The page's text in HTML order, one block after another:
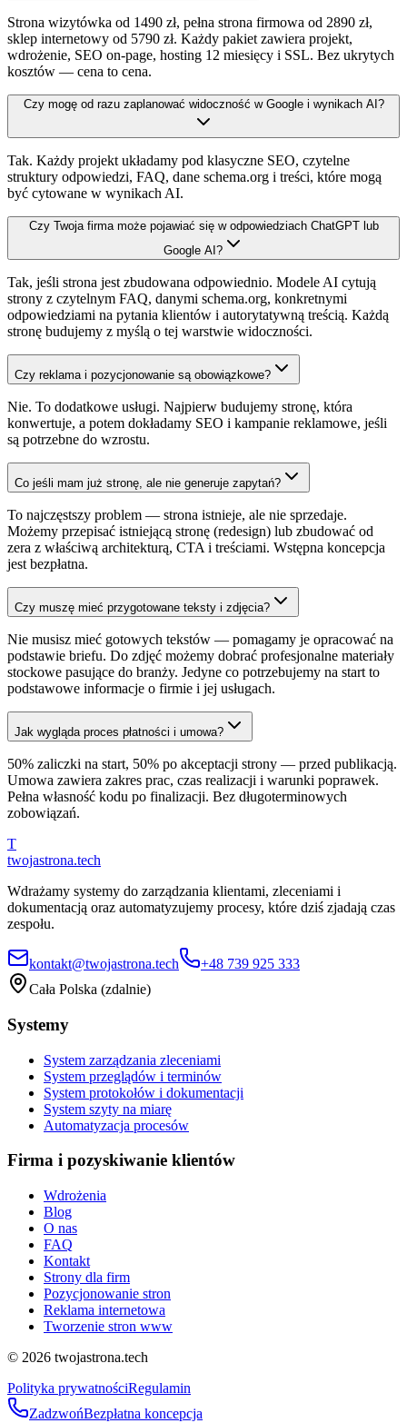
Strona wizytówka od 1490 zł, pełna strona firmowa od 2890 zł,
sklep internetowy od 5790 zł. Każdy pakiet zawiera projekt,
wdrożenie, SEO on-page, hosting 12 miesięcy i SSL. Bez ukrytych
kosztów — cena to cena.
Czy mogę od razu zaplanować widoczność w Google i wynikach AI?
Tak. Każdy projekt układamy pod klasyczne SEO, czytelne
struktury odpowiedzi, FAQ, dane schema.org i treści, które mogą
być cytowane w wynikach AI.
Czy Twoja firma może pojawiać się w odpowiedziach ChatGPT lub
Google AI?
Tak, jeśli strona jest zbudowana odpowiednio. Modele AI cytują
strony z czytelnym FAQ, danymi schema.org, konkretnymi
odpowiedziami na pytania klientów i autorytatywną treścią. Każdą
stronę budujemy z myślą o tej warstwie widoczności.
Czy reklama i pozycjonowanie są obowiązkowe?
Nie. To dodatkowe usługi. Najpierw budujemy stronę, która
konwertuje, a potem dokładamy SEO i kampanie reklamowe, jeśli
są potrzebne do wzrostu.
Co jeśli mam już stronę, ale nie generuje zapytań?
To najczęstszy problem — strona istnieje, ale nie sprzedaje.
Możemy przepisać istniejącą stronę (redesign) lub zbudować od
zera z właściwą architekturą, CTA i treściami. Wstępna koncepcja
jest bezpłatna.
Czy muszę mieć przygotowane teksty i zdjęcia?
Nie musisz mieć gotowych tekstów — pomagamy je opracować na
podstawie briefu. Do zdjęć możemy dobrać profesjonalne materiały
stockowe pasujące do branży. Jedyne co potrzebujemy na start to
podstawowe informacje o firmie i jej usługach.
Jak wygląda proces płatności i umowa?
50% zaliczki na start, 50% po akceptacji strony — przed publikacją.
Umowa zawiera zakres prac, czas realizacji i warunki poprawek.
Pełna własność kodu po finalizacji. Bez długoterminowych
zobowiązań.
T
twojastrona.tech
Wdrażamy systemy do zarządzania klientami, zleceniami i
dokumentacją oraz automatyzujemy procesy, które dziś zjadają czas
zespołu.
kontakt@twojastrona.tech
+48 739 925 333
Cała Polska (zdalnie)
Systemy
System zarządzania zleceniami
System przeglądów i terminów
System protokołów i dokumentacji
System szyty na miarę
Automatyzacja procesów
Firma i pozyskiwanie klientów
Wdrożenia
Blog
O nas
FAQ
Kontakt
Strony dla firm
Pozycjonowanie stron
Reklama internetowa
Tworzenie stron www
© 2026 twojastrona.tech
Polityka prywatnościRegulamin
ZadzwońBezpłatna koncepcja